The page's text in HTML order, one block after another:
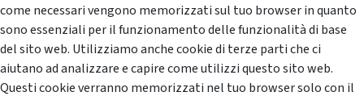
come necessari vengono memorizzati sul tuo browser in quanto
sono essenziali per il funzionamento delle funzionalità di base
del sito web. Utilizziamo anche cookie di terze parti che ci
aiutano ad analizzare e capire come utilizzi questo sito web.
Questi cookie verranno memorizzati nel tuo browser solo con il